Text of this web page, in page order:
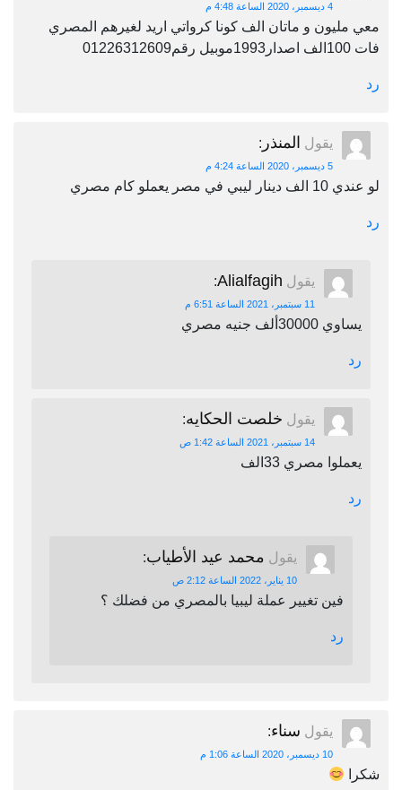
4 ديسمبر، 2020 الساعة 4:48 م
معي مليون و ماتان الف كونا كرواتي اريد لغيرهم المصري
فات 100الف اصدار1993موبيل رقم01226312609
رد
يقول المنذر :
5 ديسمبر، 2020 الساعة 4:24 م
لو عندي 10 الف دينار ليبي في مصر يعملو كام مصري
رد
يقول Alialfagih
:
11 سبتمبر، 2021 الساعة 6:51 م
يساوي 30000ألف جنيه مصري
رد
يقول خلصت الحكايه:
14 سبتمبر، 2021 الساعة 1:42 ص
يعملوا مصري 33الف
رد
يقول محمد عيد الأطياب:
10 يناير، 2022 الساعة 2:12 ص
فين تغيير عملة ليبيا بالمصري من فضلك ؟
رد
يقول سناء:
10 ديسمبر، 2020 الساعة 1:06 م
شكرا